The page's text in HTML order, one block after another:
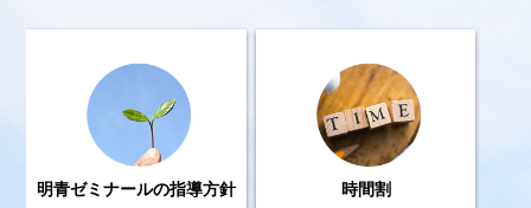
明青ゼミナールの指導方針 時間割